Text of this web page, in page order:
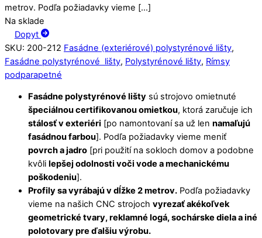
metrov. Podľa požiadavky vieme […]
Na sklade
Dopyt
SKU: 200-212 Fasádne (exteriérové) polystyrénové lišty,
Fasádne polystyrénové lišty, Polystyrénové lišty, Rímsy
podparapetné
Fasádne polystyrénové lišty sú strojovo omietnuté
špeciálnou certifikovanou omietkou, ktorá zaručuje ich
stálosť v exteriéri [po namontovaní sa už len namaľujú
fasádnou farbou]. Podľa požiadavky vieme meniť
povrch a jadro [pri použití na sokloch domov a podobne
kvôli lepšej odolnosti voči vode a mechanickému
poškodeniu].
Profily sa vyrábajú v dĺžke 2 metrov. Podľa požiadavky
vieme na našich CNC strojoch vyrezať akékoľvek
geometrické tvary, reklamné logá, sochárske diela a iné
polotovary pre ďalšiu výrobu.